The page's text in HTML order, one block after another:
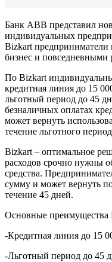
Банк ABB представил
индивидуальных
Bizkart предприниматели
бизнес и повседневными
По Bizkart
кредитная линия до 15
льготный период до 45
безналичных оплатах
может вернуть
течение льготного
Bizkart – оптимальное
расходов срочно нужны
средства.
сумму и может вернуть
течение 45 дней.
Основные преимущества
-Кредитная линия до 15
-Льготный период до 45